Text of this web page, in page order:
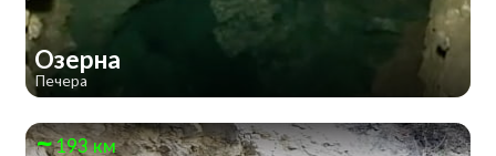
Озерна
Печера
193 км